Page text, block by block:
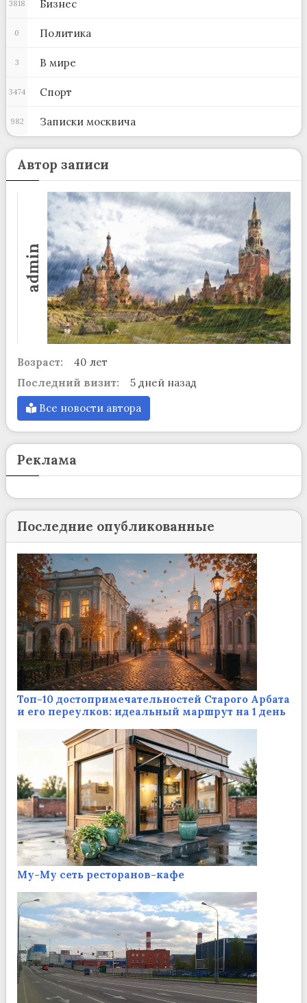
Бизнес
3818
Политика
0
В мире
3
Спорт
3474
Записки москвича
982
Автор записи
admin
Возраст:
40 лет
Последний визит:
5 дней назад
Все новости автора
Реклама
Последние опубликованные
Топ-10 достопримечательностей Старого Арбата
и его переулков: идеальный маршрут на 1 день
Му-Му сеть ресторанов-кафе